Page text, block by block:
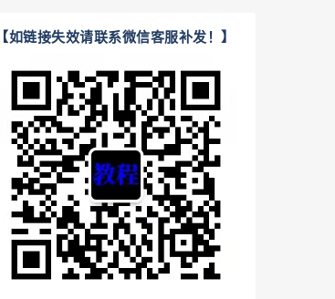
【如链接失效请联系微信客服补发！】